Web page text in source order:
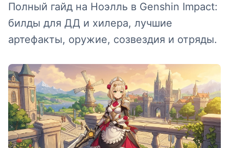
Полный гайд на Ноэлль в Genshin Impact:
билды для ДД и хилера, лучшие
артефакты, оружие, созвездия и отряды.